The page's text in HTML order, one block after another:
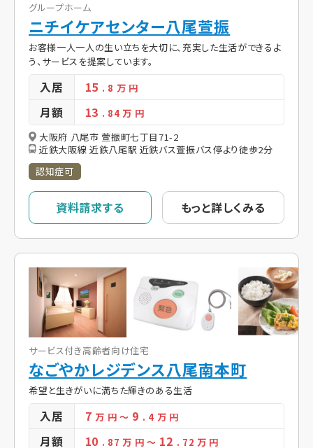
グループホーム
ニチイケアセンター八尾萱振
お客様一人一人の生い立ちを大切に、充実した生活ができるよ
う、サービスを提案しています。
入居 15 . 8 万 円
月額 13 . 84万 円
大阪府 八尾市 萱振町七丁目71-2
近鉄大阪線 近鉄八尾駅 近鉄バス萱振バス停より徒歩2分
認知症可
資料請求する もっと詳しくみる
サービス付き高齢者向け住宅
なごやかレジデンス八尾南本町
希望と生きがいに満ちた輝きのある生活
入居 7万 円 ～ 9 . 4 万 円
月額 10 . 87万 円 ～ 12 . 72 万 円